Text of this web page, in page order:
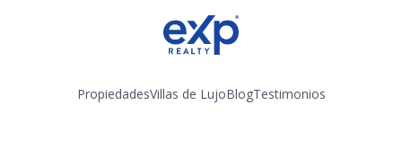
PropiedadesVillas de LujoBlogTestimonios